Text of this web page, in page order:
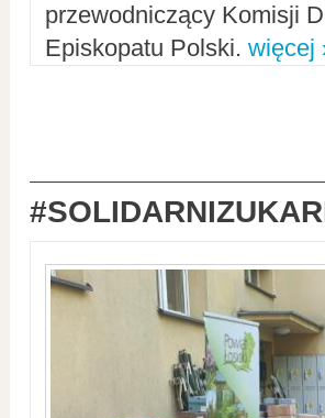
przewodniczący Komisji
Episkopatu Polski. więcej